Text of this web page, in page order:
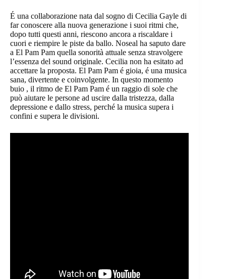
É una collaborazione nata dal sogno di Cecilia Gayle di
far conoscere alla nuova generazione i suoi ritmi che,
dopo tutti questi anni, riescono ancora a riscaldare i
cuori e riempire le piste da ballo. Noseal ha saputo dare
a El Pam Pam quella sonorità attuale senza stravolgere
l’essenza del sound originale. Cecilia non ha esitato ad
accettare la proposta. El Pam Pam é gioia, é una musica
sana, divertente e coinvolgente. In questo momento
buio , il ritmo de El Pam Pam é un raggio di sole che
può aiutare le persone ad uscire dalla tristezza, dalla
depressione e dallo stress, perché la musica supera i
confini e supera le divisioni.